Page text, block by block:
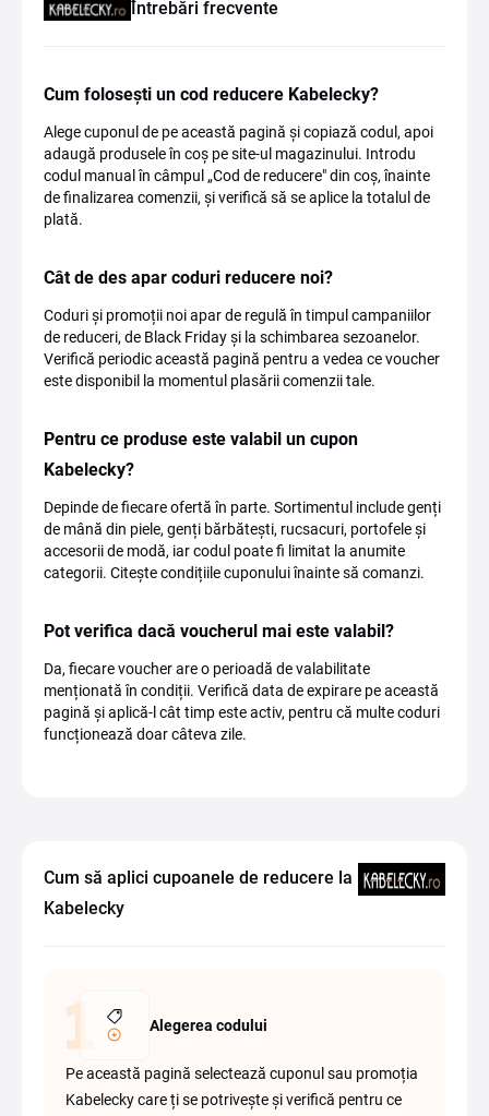
Întrebări frecvente
Cum folosești un cod reducere Kabelecky?
Alege cuponul de pe această pagină și copiază codul, apoi
adaugă produsele în coș pe site-ul magazinului. Introdu
codul manual în câmpul „Cod de reducere" din coș, înainte
de finalizarea comenzii, și verifică să se aplice la totalul de
plată.
Cât de des apar coduri reducere noi?
Coduri și promoții noi apar de regulă în timpul campaniilor
de reduceri, de Black Friday și la schimbarea sezoanelor.
Verifică periodic această pagină pentru a vedea ce voucher
este disponibil la momentul plasării comenzii tale.
Pentru ce produse este valabil un cupon
Kabelecky?
Depinde de fiecare ofertă în parte. Sortimentul include genți
de mână din piele, genți bărbătești, rucsacuri, portofele și
accesorii de modă, iar codul poate fi limitat la anumite
categorii. Citește condițiile cuponului înainte să comanzi.
Pot verifica dacă voucherul mai este valabil?
Da, fiecare voucher are o perioadă de valabilitate
menționată în condiții. Verifică data de expirare pe această
pagină și aplică-l cât timp este activ, pentru că multe coduri
funcționează doar câteva zile.
Cum să aplici cupoanele de reducere la
Kabelecky
Alegerea codului
Pe această pagină selectează cuponul sau promoția
Kabelecky care ți se potrivește și verifică pentru ce